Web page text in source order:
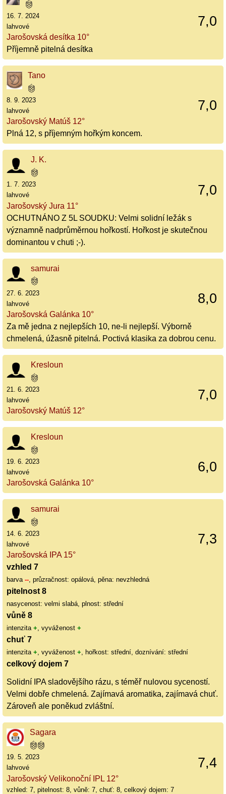
7,0
16. 7. 2024
lahvové
Jarošovská desítka 10°
Příjemně pitelná desítka
Tano
7,0
8. 9. 2023
lahvové
Jarošovský Matúš 12°
Plná 12, s příjemným hořkým koncem.
J. K.
7,0
1. 7. 2023
lahvové
Jarošovský Jura 11°
OCHUTNÁNO Z 5L SOUDKU: Velmi solidní ležák s
významně nadprůměrnou hořkostí. Hořkost je skutečnou
dominantou v chuti ;-).
samurai
8,0
27. 6. 2023
lahvové
Jarošovská Galánka 10°
Za mě jedna z nejlepších 10, ne-li nejlepší. Výborně
chmelená, úžasně pitelná. Poctivá klasika za dobrou cenu.
Kresloun
7,0
21. 6. 2023
lahvové
Jarošovský Matúš 12°
Kresloun
6,0
19. 6. 2023
lahvové
Jarošovská Galánka 10°
samurai
7,3
14. 6. 2023
lahvové
Jarošovská IPA 15°
vzhled 7
barva --, průzračnost: opálová, pěna: nevzhledná
pitelnost 8
nasycenost: velmi slabá, plnost: střední
vůně 8
intenzita +, vyváženost +
chuť 7
intenzita +, vyváženost +, hořkost: střední, doznívání: střední
celkový dojem 7
Solidní IPA sladovějšího rázu, s téměř nulovou syceností.
Velmi dobře chmelená. Zajímavá aromatika, zajímavá chuť.
Zároveň ale poněkud zvláštní.
Sagara
7,4
19. 5. 2023
lahvové
Jarošovský Velikonoční IPL 12°
vzhled: 7, pitelnost: 8, vůně: 7, chuť: 8, celkový dojem: 7